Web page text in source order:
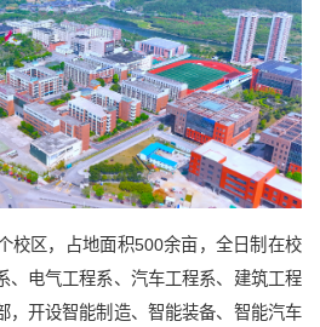
校区，占地面积500余亩，全日制在校
、电气工程系、汽车工程系、建筑工程
，开设智能制造、智能装备、智能汽车